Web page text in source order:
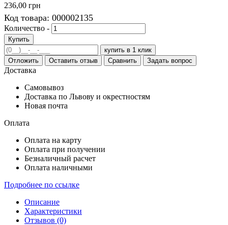
236,00 грн
Код товара: 000002135
Количество -
Купить
купить в 1 клик
Отложить
Оставить отзыв Сравнить Задать вопрос
Доставка
Самовывоз
Доставка по Львову и окрестностям
Новая почта
Оплата
Оплата на карту
Оплата при получении
Безналичный расчет
Оплата наличными
Подробнее по ссылке
Описание
Характеристики
Отзывов (0)